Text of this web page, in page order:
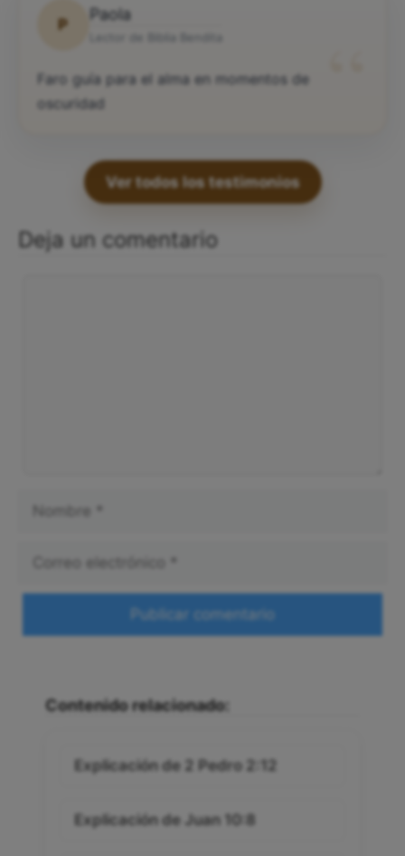
P
Paola
Faro guía para el alma en momentos de
oscuridad
Ver todos los testimonios
Deja un comentario
Contenido relacionado:
Explicación de 2 Pedro 2:12
Explicación de Juan 10:8